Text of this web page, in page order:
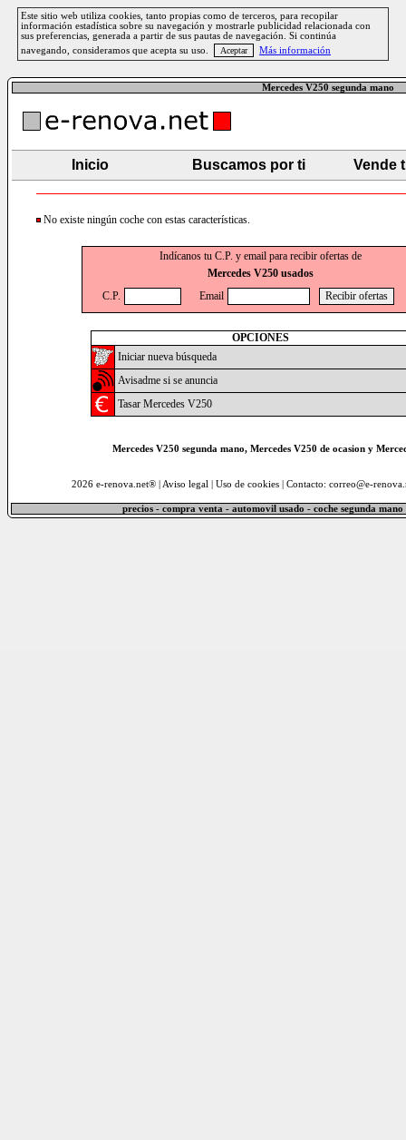
Este sitio web utiliza cookies, tanto propias como de terceros, para recopilar
información estadística sobre su navegación y mostrarle publicidad relacionada con
sus preferencias, generada a partir de sus pautas de navegación. Si continúa
navegando, consideramos que acepta su uso.
Más información
Mercedes V250 segunda mano
Inicio Buscamos por ti Vende
No existe ningún coche con estas características.
Indícanos tu C.P. y email para recibir ofertas de
Mercedes V250 usados
C.P.
Email
OPCIONES
Iniciar nueva búsqueda
Avisadme si se anuncia
Tasar Mercedes V250
Mercedes V250 segunda mano, Mercedes V250 de ocasion y
2026 e-renova.net® | Aviso legal Uso de cookies| Contacto: correo@e-
precios - compra venta - automovil usado - coche segunda mano